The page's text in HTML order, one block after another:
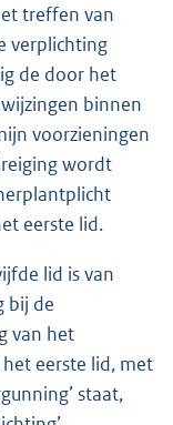
treffen van
verplichting
de door het
binnen
voorzieningen
wordt
eerste lid.
lid is van
bij de
van het
eerste lid, met
staat,